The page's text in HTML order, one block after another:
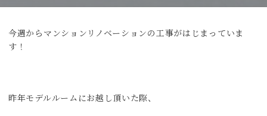
今週からマンションリノベーションの工事がはじまっていま
す！
昨年モデルルームにお越し頂いた際、